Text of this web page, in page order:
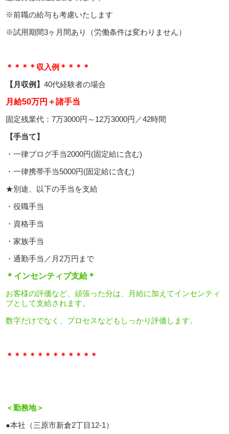
※前職の給与も考慮いたします
※試用期間3ヶ月間あり（労働条件は変わりません）
＊＊＊＊収入例＊＊＊＊
【月収例】40代経験者の場合
月給50万円＋諸手当
固定残業代：7万3000円～12万3000円／42時間
【手当て】
・一律ブログ手当2000円(固定給に含む)
・一律携帯手当5000円(固定給に含む)
★別途、以下の手当を支給
・役職手当
・資格手当
・家族手当
・通勤手当／月2万円まで
＊インセンティブ支給＊
お客様の評価など、頑張った分は、月給に加えてインセンティ
ブとして支給されます。
数字だけでなく、プロセスなどもしっかり評価します。
＊＊＊＊ ＊＊＊＊ ＊＊＊＊
＜勤務地＞
●本社（三原市新倉2丁目12-1）